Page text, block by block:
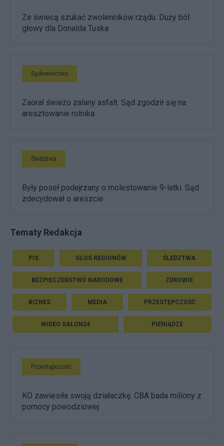
Ze świecą szukać zwolenników rządu. Duży ból
głowy dla Donalda Tuska
Sądownictwo
Zaorał świeżo zalany asfalt. Sąd zgodził się na
aresztowanie rolnika
Śledztwa
Były poseł podejrzany o molestowanie 9-latki. Sąd
zdecydował o areszcie
Tematy Redakcja
PIS GŁOS REGIONÓW ŚLEDZTWA
BEZPIECZEŃSTWO NARODOWE ZDROWIE
BIZNES MEDIA PRZESTĘPCZOŚĆ
WIDEO SALON24 PIENIĄDZE
Przestępczość
KO zawiesiła swoją działaczkę. CBA bada miliony z
pomocy powodziowej